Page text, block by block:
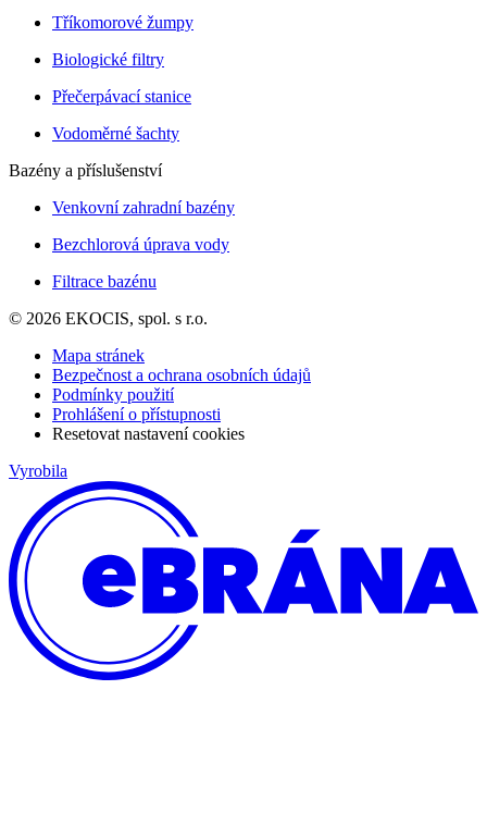
Tříkomorové žumpy
Biologické filtry
Přečerpávací stanice
Vodoměrné šachty
Bazény a příslušenství
Venkovní zahradní bazény
Bezchlorová úprava vody
Filtrace bazénu
© 2026 EKOCIS, spol. s r.o.
Mapa stránek
Bezpečnost a ochrana osobních údajů
Podmínky použití
Prohlášení o přístupnosti
Resetovat nastavení cookies
Vyrobila